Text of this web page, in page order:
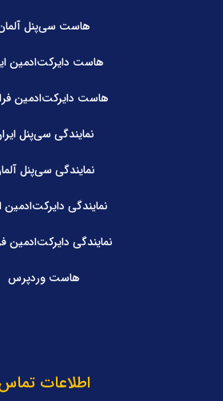
هاست سی‌پنل
هاست دایرکت‌ادمین
هاست دایرکت‌ادمین
نمایندگی سی‌پنل
نمایندگی سی‌پنل
نمایندگی دایرکت‌ادمین
نمایندگی دایرکت‌ادمین
هاست وردپرس
اطلاعات